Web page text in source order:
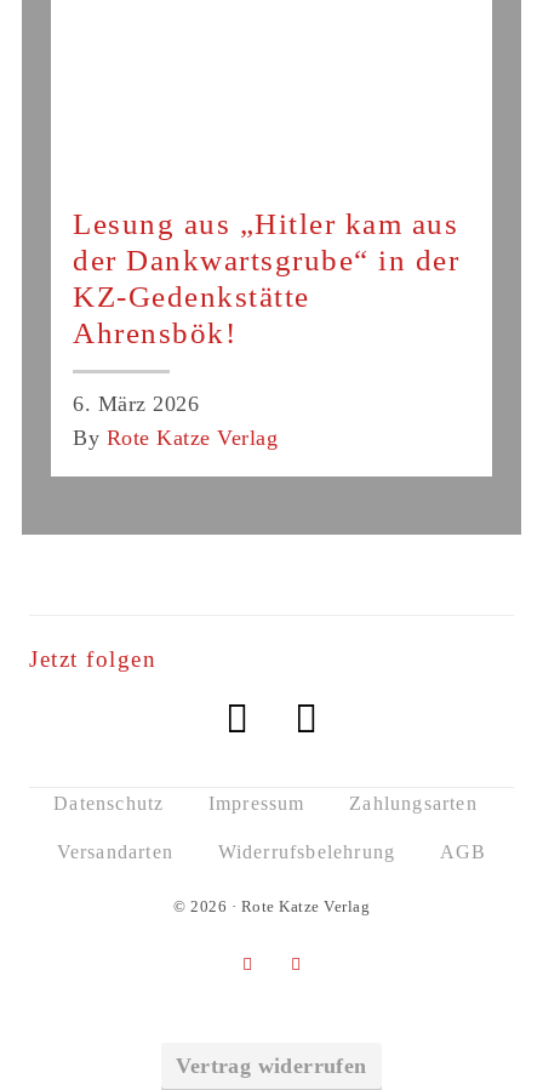
Lesung aus „Hitler kam aus
der Dankwartsgrube“ in der
KZ-Gedenkstätte
Ahrensbök!
6. März 2026
By Rote Katze Verlag
Jetzt folgen
Datenschutz Impressum Zahlungsarten
Versandarten Widerrufsbelehrung AGB
© 2026 · Rote Katze Verlag
Vertrag widerrufen